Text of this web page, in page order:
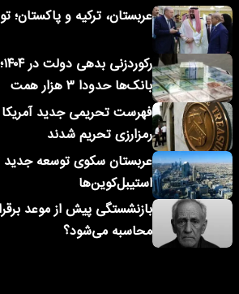
عربستان، ترکیه و پاکستان؛
بانک‌ها حدودا ۳ هزار همت
فهرست تحریمی جدید آمریکا
رمزارزی تحریم شدند
عربستان سکوی توسعه جدید
استیبل‌کوین‌ها
بازنشستگی پیش از موعد
محاسبه می‌شود؟